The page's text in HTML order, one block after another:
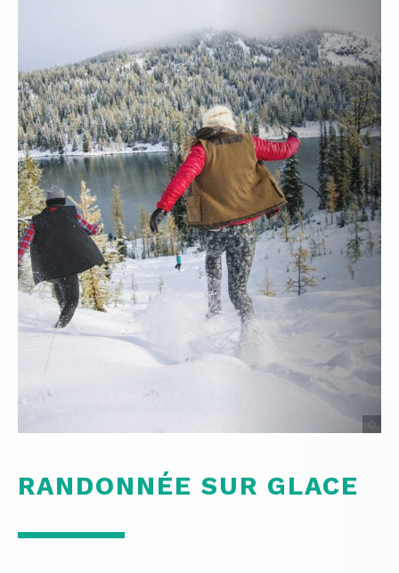
©
RANDONNÉE SUR GLACE